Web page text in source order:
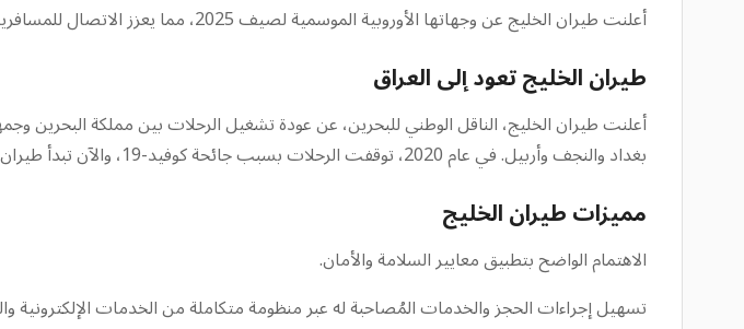
أعلنت طيران الخليج عن وجهاتها الأوروبية الموسمية لصيف 2025، مما يعزز الاتصال للمسافرين خلال موسم الذروة.
طيران الخليج تعود إلى العراق
بغداد والنجف وأربيل. في عام 2020، توقفت الرحلات بسبب جائحة كوفيد-19، والآن تبدأ طيران الخليج السفر مرة أخرى إلى العراق.
مميزات طيران الخليج
الاهتمام الواضح بتطبيق معايير السلامة والأمان.
تسهيل إجراءات الحجز والخدمات المُصاحبة له عبر منظومة متكاملة من الخدمات الإلكترونية